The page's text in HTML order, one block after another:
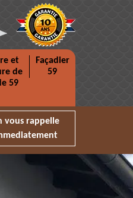
et
de
59
Façadier
59
vous rappelle